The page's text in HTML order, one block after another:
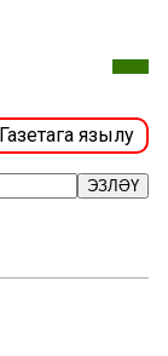
Газетага язылу
ЭЗЛӘҮ